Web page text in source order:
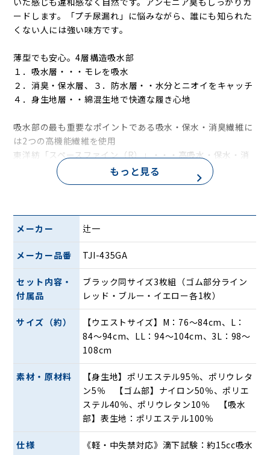
ードします。「プチ尿漏れ」に悩みながら、誰にも知られた
くない人には強い味方です。
薄型でも安心。4層構造吸水部
１．吸水層・・・モレを吸水
２．消臭・保水層、３．防水層・・水分とニオイをキャッチ
４．身生地層・・綿混生地で快適な履き心地
吸水部の最も重要なポイントである吸水・保水・消臭繊維に
は2つの高機能繊維を使用
東洋紡「スペースファイン（R）」・・・高吸水・保水・消
臭繊維。吸収した水分やアンモニア臭をキャッチします。
ケルハイムファイバー「ギャラクシー（R）」・・・特殊なY
メッシュ素材通気性をアップしました。男性の悩みのひとつ
「股ムレ」、ムレやすい股下や腰回りにメッシュ生地を使い
通気性を良くすることで暑い季節も快適に履いていただけま
す。
生地はサラッとしていて、履くと気持ち良いです。更にニオ
イに強い素材の吸水パッド使用でまさに股ムレに強い吸水パ
もっと見る
メーカー 辻一
メーカー品番 TJI-435GA
セット内容・
付属品
ブラック同サイズ3枚組（ゴム部分ライン
レッド・ブルー・イエロー各1枚）
サイズ（約）
【ウエストサイズ】M：76〜84cm、L：
84〜94cm、LL：94〜104cm、3L：98〜
108cm
素材・原材料
【身生地】ポリエステル95％、ポリウレタ
ン5％ 【ゴム部】ナイロン50％、ポリエ
ステル40％、ポリウレタン10％ 【吸水
部】表生地：ポリエステル100％
仕様 《軽・中失禁対応》滴下試験：約15cc吸水